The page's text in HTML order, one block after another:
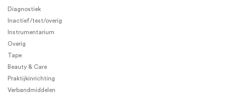
Diagnostiek
Inactief/test/overig
Instrumentarium
Overig
Tape
Beauty & Care
Praktijkinrichting
Verbandmiddelen